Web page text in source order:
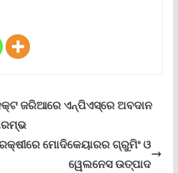
ଜରିଆରେ ଏନ୍‌ପିଏସ୍‌ରେ ଅବଦାନ
ମୋଦିକେୟାରର ଗ୍ରୁମିଂ ଓ
ୱେଲନେସ ଉତ୍ପାଦ